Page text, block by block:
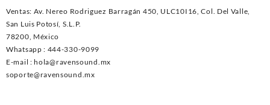
Ventas: Av. Nereo Rodriguez Barragán 450, ULC10I16, Col. Del Valle,
San Luis Potosí, S.L.P.
78200, México
Whatsapp : 444-330-9099
E-mail :hola@ravensound.mx
soporte@ravensound.mx